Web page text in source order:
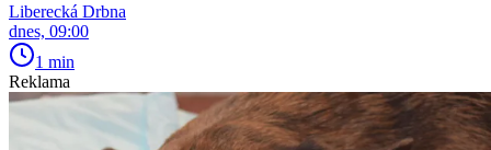
Liberecká Drbna
dnes, 09:00
1 min
Reklama